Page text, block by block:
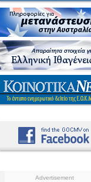
Advertisement